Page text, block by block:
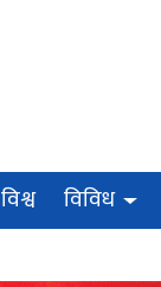
विश्व विविध